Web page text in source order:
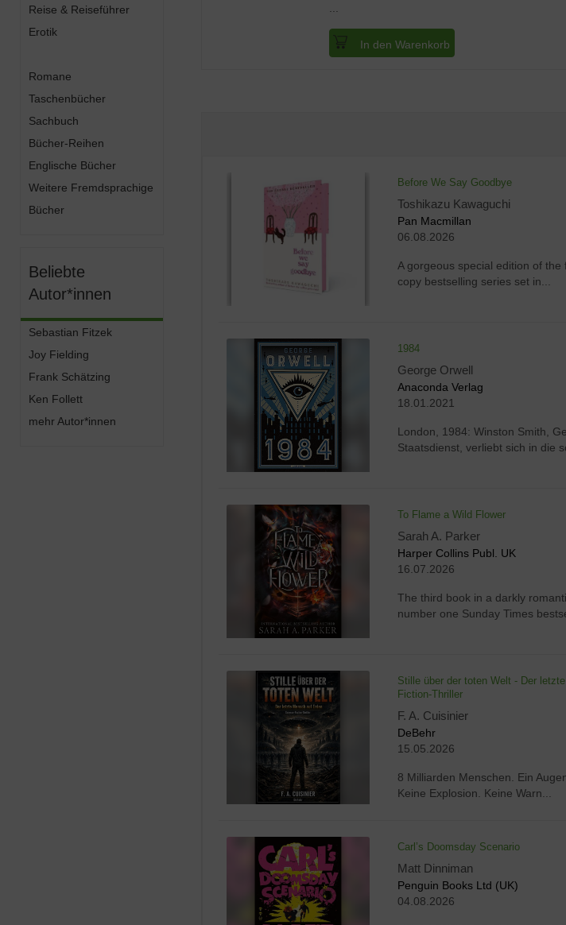
Reise & Reiseführer
Erotik
Romane
Taschenbücher
Sachbuch
Bücher-Reihen
Englische Bücher
Weitere Fremdsprachige
Bücher
Beliebte
Autor*innen
Sebastian Fitzek
Joy Fielding
Frank Schätzing
Ken Follett
mehr Autor*innen
In den Warenkorb
Before We Say Goodbye
Toshikazu Kawaguchi
Pan Macmillan
06.08.2026
A gorgeous special edition of
copy bestselling series set in...
1984
George Orwell
Anaconda Verlag
18.01.2021
London, 1984: Winston Smith,
Staatsdienst, verliebt sich in die
To Flame a Wild Flower
Sarah A. Parker
Harper Collins Publ. UK
16.07.2026
The third book in a darkly
number one Sunday Times
Stille über der toten Welt - Der
Fiction-Thriller
F. A. Cuisinier
DeBehr
15.05.2026
8 Milliarden Menschen. Ein
Keine Explosion. Keine Warn...
Carl’s Doomsday Scenario
Matt Dinniman
Penguin Books Ltd (UK)
04.08.2026